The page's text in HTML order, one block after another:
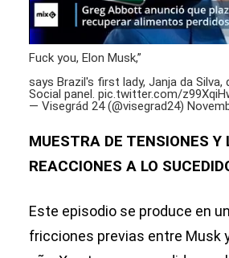
Fuck you, Elon Musk,”
says Brazil's first lady, Janja da Silva,
Social panel. pic.twitter.com/
— Visegrád 24 (@visegrad24)
MUESTRA DE TENSIONES Y
REACCIONES A LO
Este episodio se produce en
fricciones previas entre Musk